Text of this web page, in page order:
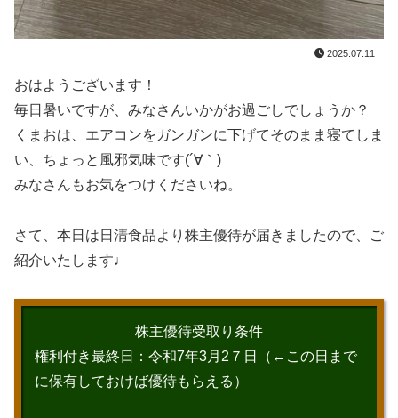
2025.07.11
おはようございます！
毎日暑いですが、みなさんいかがお過ごしでしょうか？
くまおは、エアコンをガンガンに下げてそのまま寝てしま
い、ちょっと風邪気味です(´∀｀)
みなさんもお気をつけくださいね。
さて、本日は日清食品より株主優待が届きましたので、ご
紹介いたします♩
株主優待受取り条件
権利付き最終日：令和7年3月2７日（←この日まで
に保有しておけば優待もらえる）